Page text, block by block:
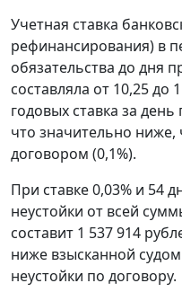
Учетная ставка
рефинансирования) в
обязательства до дня
составляла от 10,25 до
годовых ставка за
что значительно ниже,
договором (0,1%).
При ставке 0,03% и 54
неустойки от всей
составит 1 537 914
ниже взысканной
неустойки по договору.